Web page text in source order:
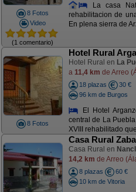
8 Fotos
Video
(1 comentario)
La casa
rehabilitacion de
En plena sierra de
8 Fotos
Hotel Rural
Hotel Rural en La
a 11,4 km de Arreo
18 plazas
30 €
96 km de Burgos
El Hotel
central de La
XVIII rehabilitado
Casa Rural
Casa Rural en
14,2 km de Arreo
8 plazas
60 €
10 km de Vitoria